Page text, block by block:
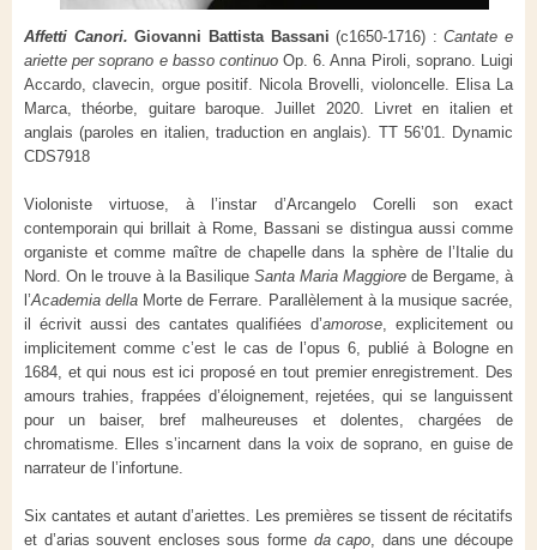
Affetti Canori. Giovanni Battista Bassani (c1650-1716) :Cantate e
ariette per soprano e basso continuoOp. 6. Anna Piroli, soprano. Luigi
Accardo, clavecin, orgue positif. Nicola Brovelli, violoncelle. Elisa La
Marca, théorbe, guitare baroque. Juillet 2020. Livret en italien et
anglais (paroles en italien, traduction en anglais). TT 56’01. Dynamic
CDS7918
Violoniste virtuose, à l’instar d’Arcangelo Corelli son exact
contemporain qui brillait à Rome, Bassani se distingua aussi comme
organiste et comme maître de chapelle dans la sphère de l’Italie du
Nord. On le trouve à la Basilique Santa Maria Maggiore de Bergame, à
l’Academia della Morte de Ferrare. Parallèlement à la musique sacrée,
il écrivit aussi des cantates qualifiées d’amorose , explicitement ou
implicitement comme c’est le cas de l’opus 6, publié à Bologne en
1684, et qui nous est ici proposé en tout premier enregistrement. Des
amours trahies, frappées d’éloignement, rejetées, qui se languissent
pour un baiser, bref malheureuses et dolentes, chargées de
chromatisme. Elles s’incarnent dans la voix de soprano, en guise de
narrateur de l’infortune.
Six cantates et autant d’ariettes. Les premières se tissent de récitatifs
et d’arias souvent encloses sous forme da capo , dans une découpe